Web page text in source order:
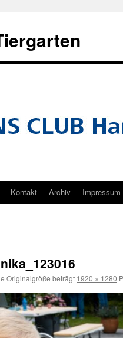
Kontakt Archiv
Originalgröße beträgt 1920 × 1280